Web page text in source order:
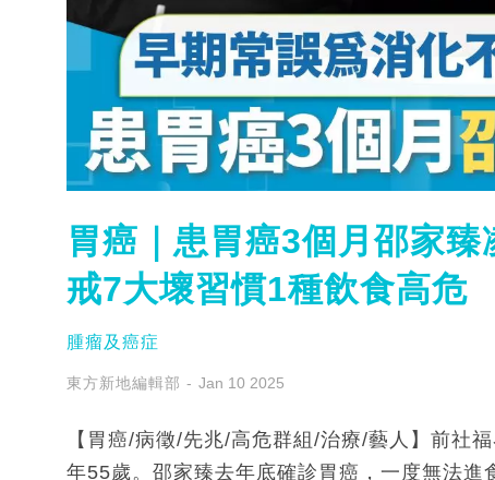
胃癌｜患胃癌3個月邵家
戒7大壞習慣1種飲食高危
腫瘤及癌症
東方新地編輯部 Jan 10 2025
【胃癌/病徵/先兆/高危群組/治療/藝人】前社
年55歲。邵家臻去年底確診胃癌，一度無法